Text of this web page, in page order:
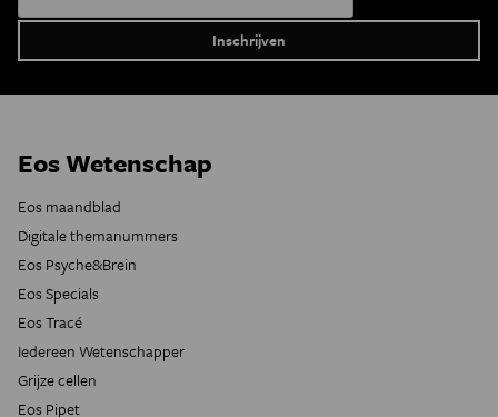
Eos Wetenschap
Eos maandblad
Digitale themanummers
Eos Psyche&Brein
Eos Specials
Eos Tracé
Iedereen Wetenschapper
Grijze cellen
Eos Pipet